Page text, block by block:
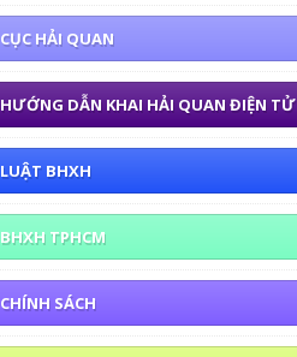
CỤC HẢI QUAN
HƯỚNG DẪN KHAI HẢI QUAN ĐIỆN TỬ
LUẬT BHXH
BHXH TPHCM
CHÍNH SÁCH